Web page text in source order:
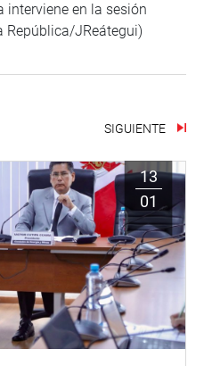
interviene en la sesión
República/JReátegui)
SIGUIENTE
13
01